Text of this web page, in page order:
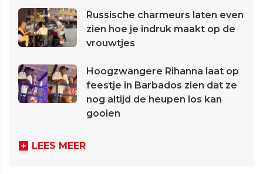
Russische charmeurs laten even
zien hoe je indruk maakt op de
vrouwtjes
Hoogzwangere Rihanna laat op
feestje in Barbados zien dat ze
nog altijd de heupen los kan
gooien
LEES MEER